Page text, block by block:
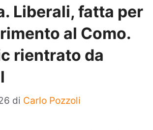
Liberali, fatta per
al Como.
rientrato da
di Carlo Pozzoli